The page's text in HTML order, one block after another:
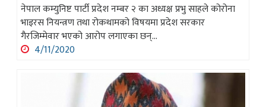
नेपाल कम्युनिष्ट पार्टी प्रदेश नम्बर २ का अध्यक्ष प्रभु साहले कोरोना
भाइरस नियन्त्रण तथा रोकथामको विषयमा प्रदेश सरकार
गैरजिम्मेवार भएको आरोप लगाएका छन्...
4/11/2020